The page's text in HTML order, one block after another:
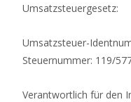
Umsatzsteuergesetz:
Umsatzsteuer-
Steuernummer: 119/
Verantwortlich für den